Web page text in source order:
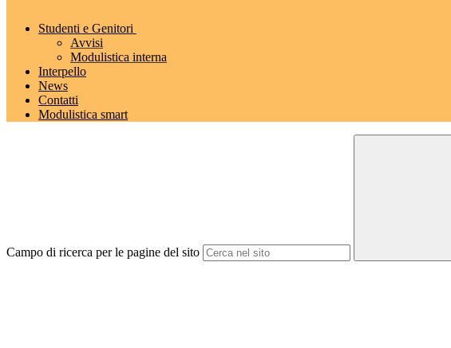
Studenti e Genitori
Avvisi
Modulistica interna
Interpello
News
Contatti
Modulistica smart
Campo di ricerca per le pagine del sito